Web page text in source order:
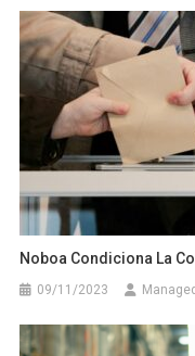
Noboa Condiciona La
09/11/2023